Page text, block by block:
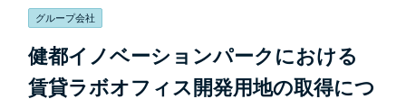
グループ会社
健都イノベーションパークにおける
賃貸ラボオフィス開発用地の取得につ